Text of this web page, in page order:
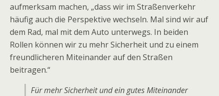
aufmerksam machen, „dass wir im Straßenverkehr
häufig auch die Perspektive wechseln. Mal sind wir auf
dem Rad, mal mit dem Auto unterwegs. In beiden
Rollen können wir zu mehr Sicherheit und zu einem
freundlicheren Miteinander auf den Straßen
beitragen.“
Für mehr Sicherheit und ein gutes Miteinander